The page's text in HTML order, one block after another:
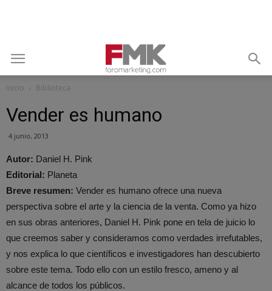
Inicio Biblioteca
Vender es humano
4 junio, 2013
Autor: Daniel H. Pink
Editorial: Planeta
Breve resumen: Vender es humano ofrece una nueva
perspectiva sobre el arte y la ciencia de la venta. Como ya hizo
en sus obras anteriores, Daniel H. Pink pone en tela de juicio lo
que creemos saber y consideramos como verdades irrefutables,
y nos explica lo que científicos e investigadores han descubierto
sobre este tema. Todo ello con un estilo fresco, ameno y al
alcance de todos los públicos.